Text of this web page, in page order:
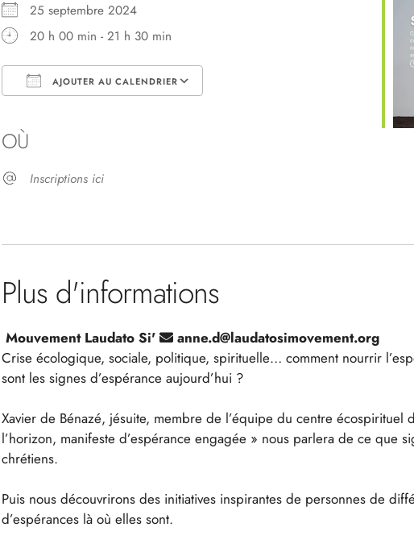
25 septembre 2024
20 h 00 min - 21 h 30 min
AJOUTER AU CALENDRIER
OÙ
Inscriptions ici
Plus d'informations
Mouvement Laudato Si'
anne.d@laudatosimovement.org
Crise écologique, sociale, politique, spirituelle… comment nourrir
sont les signes d’espérance aujourd’hui ?
Xavier de Bénazé, jésuite, membre de l’équipe du centre écospirituel
l’horizon, manifeste d’espérance engagée » nous parlera de ce que
chrétiens.
Puis nous découvrirons des initiatives inspirantes de personnes de
d’espérances là où elles sont.